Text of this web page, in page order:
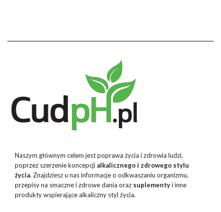
Naszym głównym celem jest poprawa życia i zdrowia ludzi,
poprzez szerzenie koncepcji alkalicznego i zdrowego stylu
życia. Znajdziesz u nas informacje o odkwaszaniu organizmu,
przepisy na smaczne i zdrowe dania oraz suplementyi inne
produkty wspierające alkaliczny styl życia.